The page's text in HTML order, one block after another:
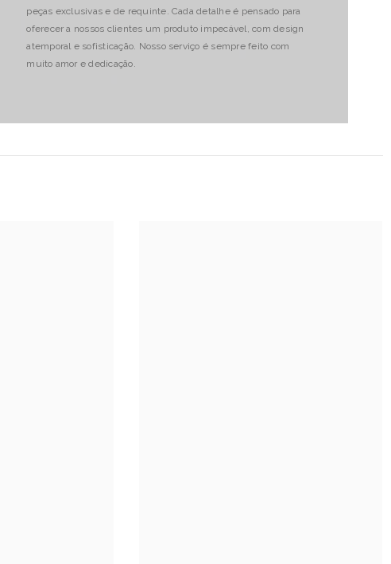
peças exclusivas e de requinte. Cada detalhe é pensado para
oferecer a nossos clientes um produto impecável, com design
atemporal e sofisticação. Nosso serviço é sempre feito com
muito amor e dedicação.